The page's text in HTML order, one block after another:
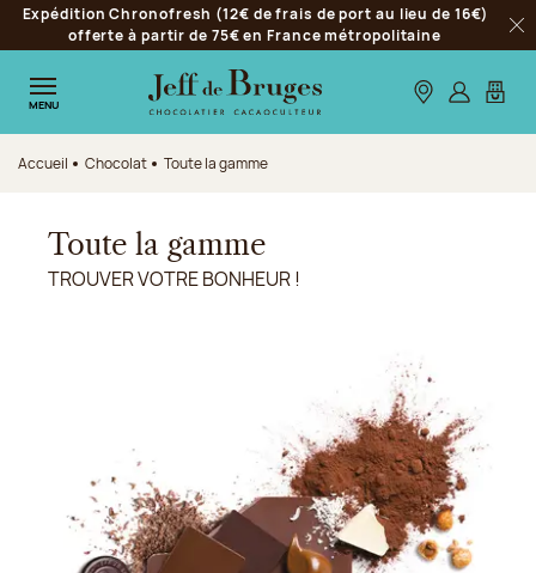
Aller à la navigation
Aller au contenu principal
Aller au pied de page
Expédition Chronofresh (12€ de frais de port au lieu de 16€)
offerte à partir de 75€ en France métropolitaine
MENU Nos boutiques
S’identifier
Mon
Accueil Chocolat Toute la gamme
Toute la gamme
TROUVER VOTRE BONHEUR !